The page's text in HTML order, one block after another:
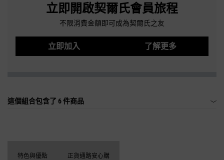
立即開啟契爾氏會員旅程
不限消費金額即可成為契爾氏之友
立即加入 了解更多
這個組合包含了 6 件商品
特色與優點 正貨通路安心購